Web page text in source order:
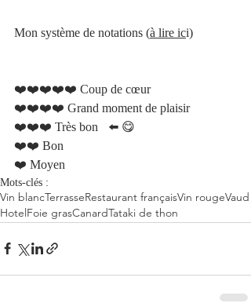
Mon système de notations (à lire ici)
❤️❤️❤️❤️❤️ Coup de cœur
❤️❤️❤️❤️ Grand moment de plaisir
❤️❤️❤️ Très bon 	⬅️ 😋
❤️❤️ Bon
❤️ Moyen
Mots-clés :
Vin blancTerrasseRestaurant françaisVin rougeVaud
HotelFoie grasCanardTataki de thon